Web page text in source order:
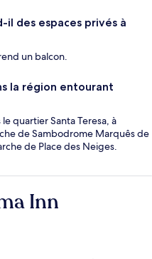
il des espaces privés à
un balcon.
la région entourant
quartier Santa Teresa, à
de Sambodrome Marquês de
de Place des Neiges.
Inn